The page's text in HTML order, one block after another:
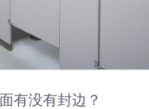
有没有封边？